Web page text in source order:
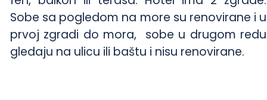
Sobe sa pogledom na more su renovirane i u
prvoj zgradi do mora, sobe u drugom redu
gledaju na ulicu ili baštu i nisu renovirane.